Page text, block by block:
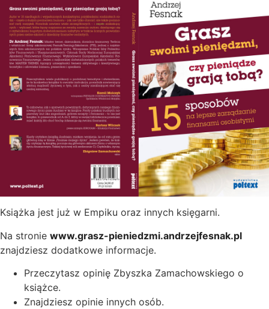
Książka jest już w Empiku oraz innych księgarni.
Na stronie www.grasz-pieniedzmi.andrzejfesnak.pl
znajdziesz dodatkowe informacje.
Przeczytasz opinię Zbyszka Zamachowskiego o
książce.
Znajdziesz opinie innych osób.